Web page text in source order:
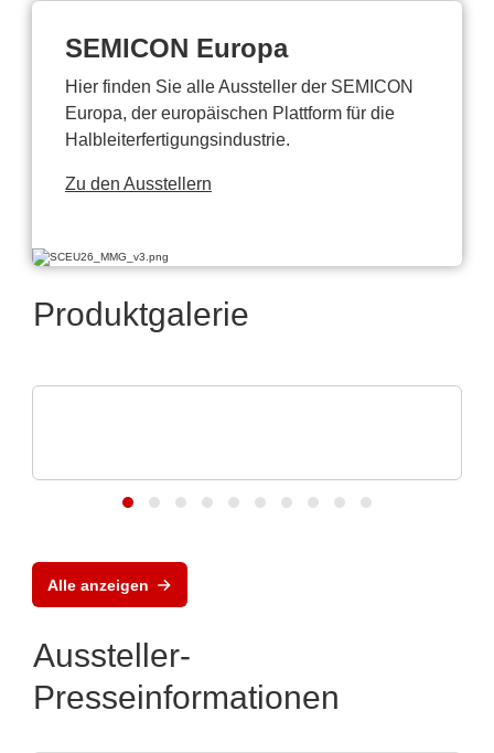
SEMICON Europa
Hier finden Sie alle Aussteller der SEMICON
Europa, der europäischen Plattform für die
Halbleiterfertigungsindustrie.
Zu den Ausstellern
Produktgalerie
Alle anzeigen
Aussteller-
Presseinformationen